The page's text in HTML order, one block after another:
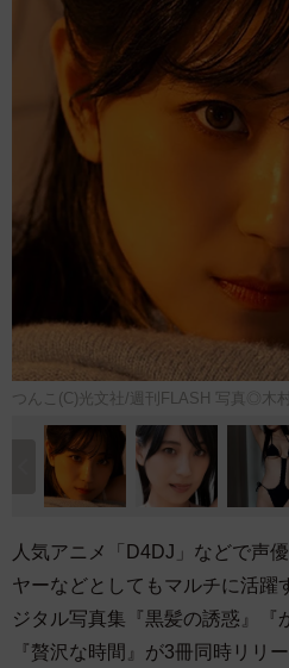
つんこ(C)光文社/週刊FLASH 写真◎木
人気アニメ「D4DJ」などで声
ヤーなどとしてもマルチに活躍
ジタル写真集『黒髪の誘惑』『
『贅沢な時間』が3冊同時リリ